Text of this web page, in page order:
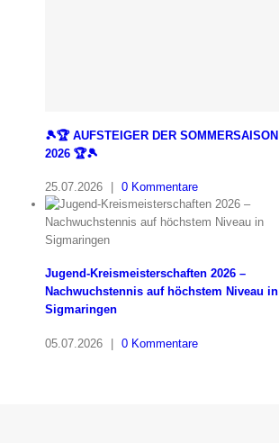
🎾🏆 AUFSTEIGER DER SOMMERSAISON
2026 🏆🎾
25.07.2026 0 Kommentare
Jugend-Kreismeisterschaften 2026 –
Nachwuchstennis auf höchstem Niveau in
Sigmaringen
05.07.2026 | 0 Kommentare